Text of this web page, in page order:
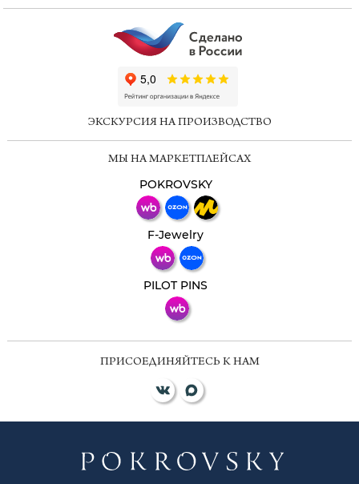
ЭКСКУРСИЯ НА ПРОИЗВОДСТВО
МЫ НА МАРКЕТПЛЕЙСАХ
POKROVSKY
F-Jewelry
PILOT PINS
ПРИСОЕДИНЯЙТЕСЬ К НАМ